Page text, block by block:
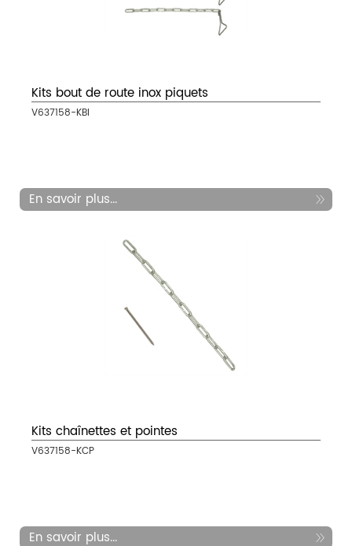
Kits bout de route inox piquets
V637158-KBI
En savoir plus...
Kits chaînettes et pointes
V637158-KCP
En savoir plus...